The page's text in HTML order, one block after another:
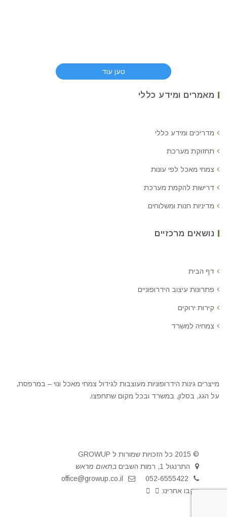
טען עוד
מאמרים ומידע כללי
מדריכים ומידע כללי
תחזוקת מערכת
צמחי מאכל לפי עונות
דרישות להקמת מערכת
מדיניות חנות ומשלוחים
נושאים מרכזיים
דף הבית
פתרונות עיצוב הידרופוניים
קירות ירוקים
צמחיה למשרד
מייצרים גינות הידרופוניות מעוצבות לגידול צמחי מאכל ונוי – במרפסת,
על הגג, בסלון, במשרד ובכל מקום שתחפצו.
© 2015 כל הזכויות שמורות ל GROWUP
התרנגול 1, רמות השבים
בתאום מראש
052-6555422
office@growup.co.il
עקבו אחרינו: